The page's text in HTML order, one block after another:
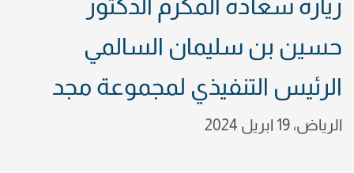
زيارة سعادة المكرم الدكتور
حسين بن سليمان السالمي
الرئيس التنفيذي لمجموعة مجد
الرياض، 19 ابريل 2024